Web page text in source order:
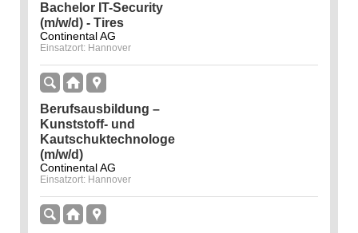
Bachelor IT-Security
(m/w/d) - Tires
Continental AG
Einsatzort: Hannover
Berufsausbildung –
Kunststoff- und
Kautschuktechnologe
(m/w/d)
Continental AG
Einsatzort: Hannover